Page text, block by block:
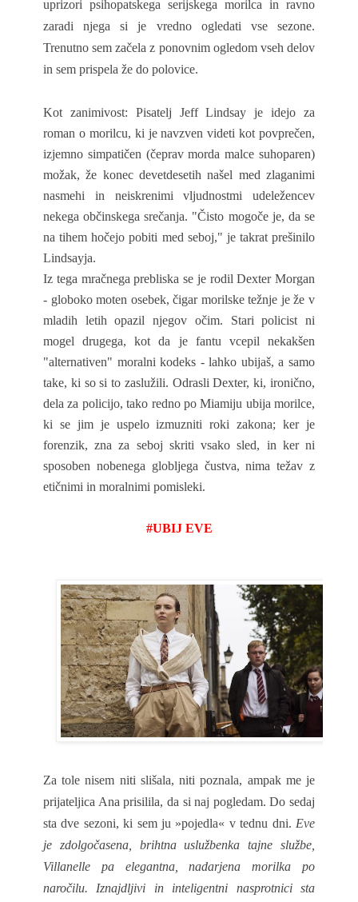
uprizori psihopatskega serijskega morilca in ravno
zaradi njega si je vredno ogledati vse sezone.
Trenutno sem začela z ponovnim ogledom vseh delov
in sem prispela že do polovice.
Kot zanimivost: Pisatelj Jeff Lindsay je idejo za
roman o morilcu, ki je navzven videti kot povprečen,
izjemno simpatičen (čeprav morda malce suhoparen)
možak, že konec devetdesetih našel med zlaganimi
nasmehi in neiskrenimi vljudnostmi udeležencev
nekega občinskega srečanja. "Čisto mogoče je, da se
na tihem hočejo pobiti med seboj," je takrat prešinilo
Lindsayja.
Iz tega mračnega prebliska se je rodil Dexter Morgan
- globoko moten osebek, čigar morilske težnje je že v
mladih letih opazil njegov očim. Stari policist ni
mogel drugega, kot da je fantu vcepil nekakšen
"alternativen" moralni kodeks - lahko ubijaš, a samo
take, ki so si to zaslužili. Odrasli Dexter, ki, ironično,
dela za policijo, tako redno po Miamiju ubija morilce,
ki se jim je uspelo izmuzniti roki zakona; ker je
forenzik, zna za seboj skriti vsako sled, in ker ni
sposoben nobenega globljega čustva, nima težav z
etičnimi in moralnimi pomisleki.
#UBIJ EVE
Za tole nisem niti slišala, niti poznala, ampak me je
prijateljica Ana prisilila, da si naj pogledam. Do sedaj
sta dve sezoni, ki sem ju »pojedla« v tednu dni. Eve
je zdolgočasena, brihtna uslužbenka tajne službe,
Villanelle pa elegantna, nadarjena morilka po
naročilu. Iznajdljivi in inteligentni nasprotnici sta